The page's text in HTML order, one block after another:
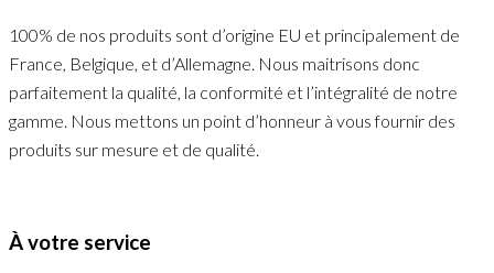
100% de nos produits sont d’origine EU et principalement de
France, Belgique, et d’Allemagne. Nous maitrisons donc
parfaitement la qualité, la conformité et l’intégralité de notre
gamme. Nous mettons un point d’honneur à vous fournir des
produits sur mesure et de qualité.
À votre service